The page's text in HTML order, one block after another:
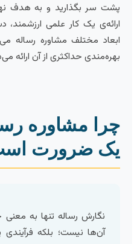
سر بگذارید و به هدف نهایی
یک کار علمی ارزشمند، دست
مختلف مشاوره رساله
حداکثری از آن ارائه می‌دهد.
مشاوره
ضرورت
نگارش رساله تنها به معنی
آن‌ها نیست؛ بلکه فرآیندی